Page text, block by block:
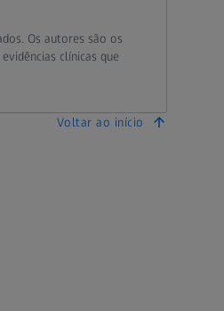
Os autores são os
clínicas que
Voltar ao início